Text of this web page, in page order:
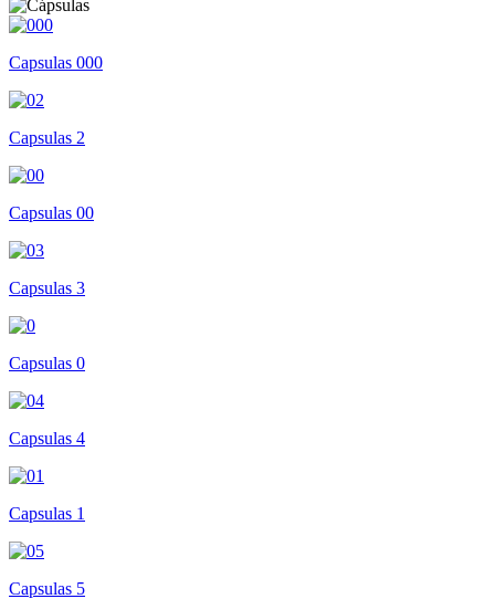
Capsulas 000
Capsulas 2
Capsulas 00
Capsulas 3
Capsulas 0
Capsulas 4
Capsulas 1
Capsulas 5